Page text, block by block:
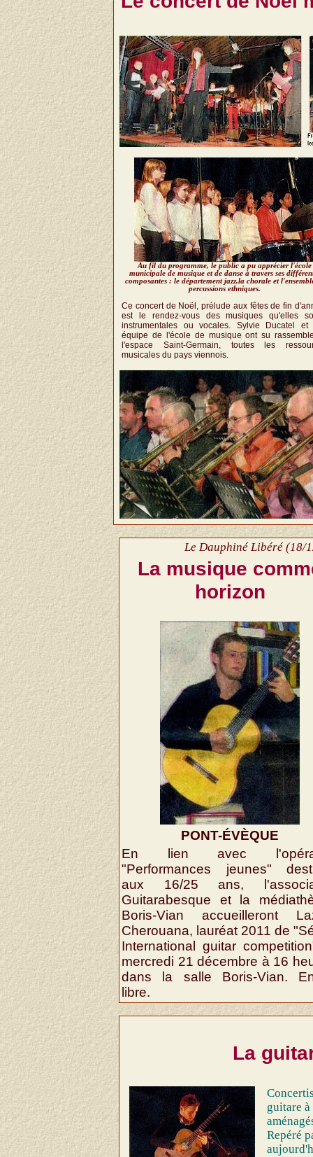
Au fil du programme, le public a pu apprécier l'école
municipale de musique et de danse à travers ses
composantes : le département jazz,la chorale et
percussions ethniques.
Ce concert de Noël, prélude aux fêtes de fin
est le rendez-vous des musiques qu'elles
instrumentales ou vocales. Sylvie Ducatel et
équipe de l'école de musique ont su
l'espace Saint-Germain, toutes les
musicales du pays viennois.
Le Dauphiné Libéré (18/
La musique
horizon
PONT-ÉVÈQUE
En lien avec
"Performances jeunes"
aux 16/25 ans,
Guitarabesque et la
Boris-Vian accueilleront
Cherouana, lauréat 2011 de
International guitar
mercredi 21 décembre à 16
dans la salle Boris-Vian.
libre.
La
guitare à
Repéré